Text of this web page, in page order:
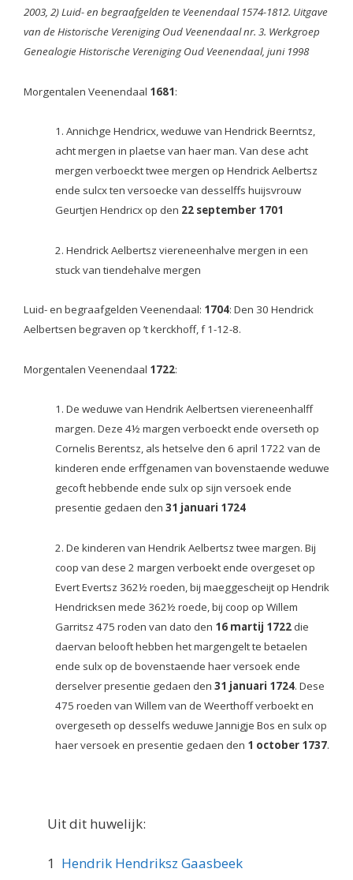
2003, 2) Luid- en begraafgelden te Veenendaal 1574-1812. Uitgave
van de Historische Vereniging Oud Veenendaal nr. 3. Werkgroep
Genealogie Historische Vereniging Oud Veenendaal, juni 1998
Morgentalen Veenendaal 1681:
1. Annichge Hendricx, weduwe van Hendrick Beerntsz,
acht mergen in plaetse van haer man. Van dese acht
mergen verboeckt twee mergen op Hendrick Aelbertsz
ende sulcx ten versoecke van desselffs huijsvrouw
Geurtjen Hendricx op den 22 september 1701
2. Hendrick Aelbertsz viereneenhalve mergen in een
stuck van tiendehalve mergen
Luid- en begraafgelden Veenendaal: 1704: Den 30 Hendrick
Aelbertsen begraven op ’t kerckhoff, f 1-12-8.
Morgentalen Veenendaal 1722:
1. De weduwe van Hendrik Aelbertsen viereneenhalff
margen. Deze 4½ margen verboeckt ende overseth op
Cornelis Berentsz, als hetselve den 6 april 1722 van de
kinderen ende erffgenamen van bovenstaende weduwe
gecoft hebbende ende sulx op sijn versoek ende
presentie gedaen den 31 januari 1724
2. De kinderen van Hendrik Aelbertsz twee margen. Bij
coop van dese 2 margen verboekt ende overgeset op
Evert Evertsz 362½ roeden, bij maeggescheijt op Hendrik
Hendricksen mede 362½ roede, bij coop op Willem
Garritsz 475 roden van dato den 16 martij 1722die
daervan belooft hebben het margengelt te betaelen
ende sulx op de bovenstaende haer versoek ende
derselver presentie gedaen den 31 januari 1724. Dese
475 roeden van Willem van de Weerthoff verboekt en
overgeseth op desselfs weduwe Jannigje Bos en sulx op
haer versoek en presentie gedaen den 1 october 1737.
Uit dit huwelijk:
1 Hendrik Hendriksz Gaasbeek